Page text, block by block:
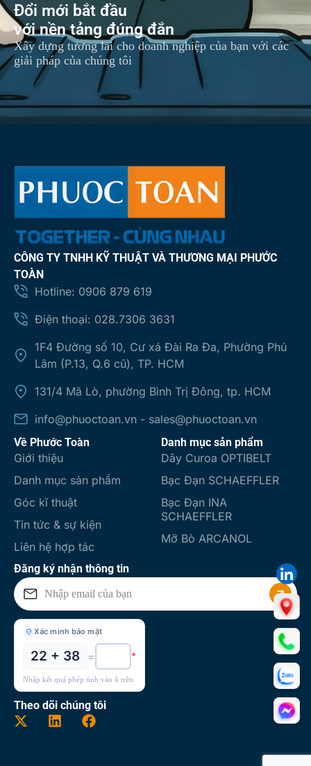
Đổi mới bắt đầu
với nền tảng đúng đắn
Xây dựng tương lai cho doanh nghiệp của bạn với các
giải pháp của chúng tôi
CÔNG TY TNHH KỸ THUẬT VÀ THƯƠNG MẠI PHƯỚC
TOÀN
Hotline: 0906 879 619
Điện thoại: 028.7306 3631
1F4 Đường số 10, Cư xá Đài Ra Đa, Phường Phú
Lâm (P.13, Q.6 cũ), TP. HCM
131/4 Mã Lò, phường Bình Trị Đông, tp. HCM
info@phuoctoan.vn - sales@phuoctoan.vn
Về Phước Toàn
Giới thiệu
Danh mục sản phẩm
Góc kĩ thuật
Tin tức & sự kiện
Liên hệ hợp tác
Danh mục sản phẩm
Dây Curoa OPTIBELT
Bạc Đạn SCHAEFFLER
Bạc Đạn INA
SCHAEFFLER
Mỡ Bò ARCANOL
Đăng ký nhận thông tin
Xác minh bảo mật
22 + 38 = *
Nhập kết quả phép tính vào ô trên
Theo dõi chúng tôi